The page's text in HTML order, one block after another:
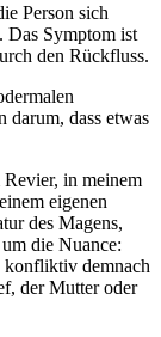
Person sich
Das Symptom ist
den Rückfluss.
darum, dass etwas
in meinem
eigenen
des Magens,
die Nuance:
konfliktiv demnach
der Mutter oder